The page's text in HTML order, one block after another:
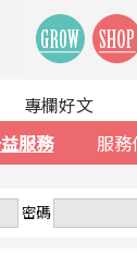
服務 服
專欄好文
密碼